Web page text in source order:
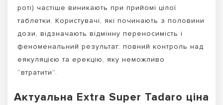
роті) частіше виникають при прийомі цілої
таблетки. Користувачі, які починають з половини
дози, відзначають відмінну переносимість і
феноменальний результат: повний контроль над
еякуляцією та ерекцію, яку неможливо
“втратити”.
Актуальна Extra Super Tadaro ціна